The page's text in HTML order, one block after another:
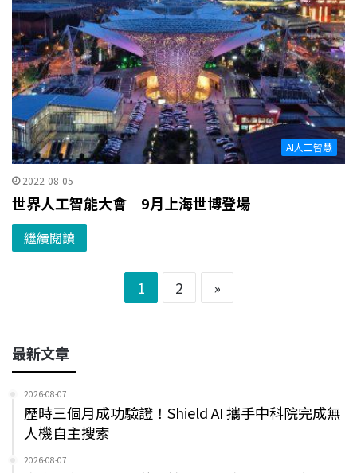
AI人工智慧
2022-08-05
世界人工智能大會 9月上海世博登場
繼續閱讀
1 2 »
最新文章
2026-08-07
歷時三個月成功驗證！Shield AI 攜手中科院完成無
人機自主搜索
2026-08-07